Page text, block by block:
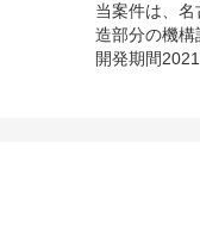
当案件は、
造部分の機
開発期間